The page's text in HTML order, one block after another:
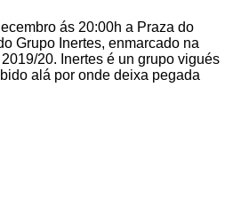
ás 20:00h a Praza do
Grupo Inertes, enmarcado na
20. Inertes é un grupo vigués
alá por onde deixa pegada